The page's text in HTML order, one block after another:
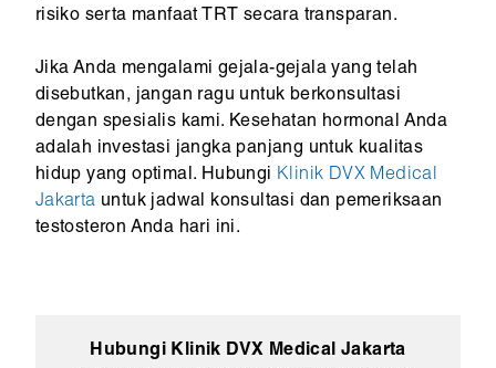
risiko serta manfaat TRT secara transparan.
Jika Anda mengalami gejala-gejala yang telah
disebutkan, jangan ragu untuk berkonsultasi
dengan spesialis kami. Kesehatan hormonal Anda
adalah investasi jangka panjang untuk kualitas
hidup yang optimal. Hubungi Klinik DVX Medical
Jakarta untuk jadwal konsultasi dan pemeriksaan
testosteron Anda hari ini.
Hubungi Klinik DVX Medical Jakarta